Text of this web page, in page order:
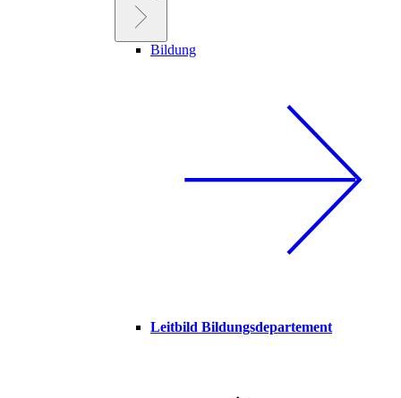
Bildung
Leitbild Bildungsdepartement